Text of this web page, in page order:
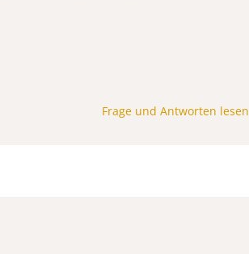
Frage und Antworten lesen